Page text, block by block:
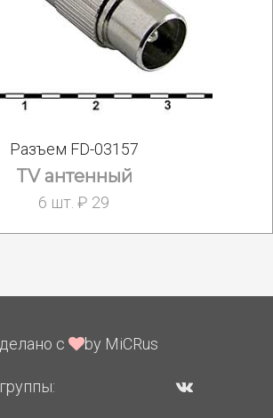
Разъем FD-03157
TV антенный
6 шт. ₽ 29
с by MiCRus